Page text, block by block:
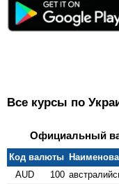
Все курсы по
Официальный
Код валюты
AUD
100